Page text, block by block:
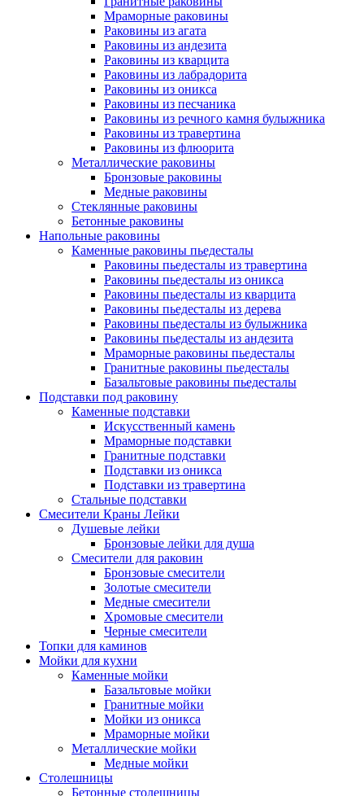
Мраморные раковины
Раковины из агата
Раковины из андезита
Раковины из кварцита
Раковины из лабрадорита
Раковины из оникса
Раковины из песчаника
Раковины из речного камня булыжника
Раковины из травертина
Раковины из флюорита
Металлические раковины
Бронзовые раковины
Медные раковины
Стеклянные раковины
Бетонные раковины
Напольные раковины
Каменные раковины пьедесталы
Раковины пьедесталы из травертина
Раковины пьедесталы из оникса
Раковины пьедесталы из кварцита
Раковины пьедесталы из дерева
Раковины пьедесталы из булыжника
Раковины пьедесталы из андезита
Мраморные раковины пьедесталы
Гранитные раковины пьедесталы
Базальтовые раковины пьедесталы
Подставки под раковину
Каменные подставки
Искусственный камень
Мраморные подставки
Гранитные подставки
Подставки из оникса
Подставки из травертина
Стальные подставки
Смесители Краны Лейки
Душевые лейки
Бронзовые лейки для душа
Смесители для раковин
Бронзовые смесители
Золотые смесители
Медные смесители
Хромовые смесители
Черные смесители
Топки для каминов
Мойки для кухни
Каменные мойки
Базальтовые мойки
Гранитные мойки
Мойки из оникса
Мраморные мойки
Металлические мойки
Медные мойки
Столешницы
Бетонные столешницы